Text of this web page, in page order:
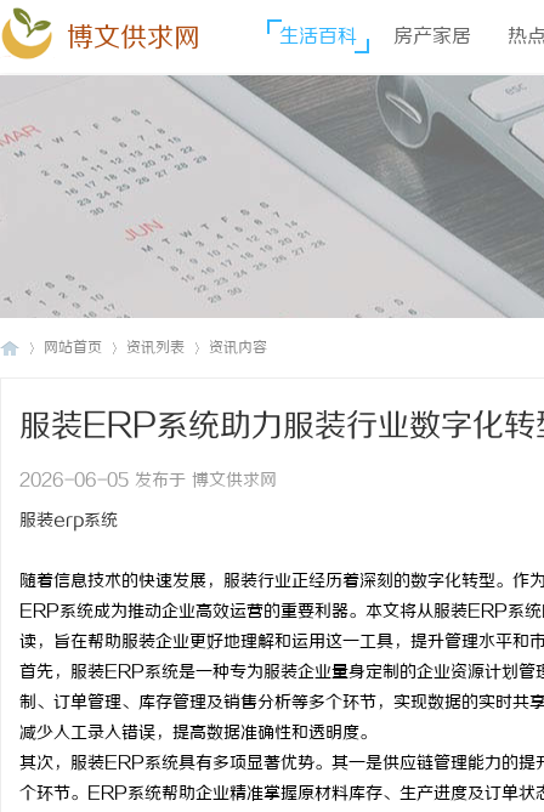
博文供求网 生活百科 房产家居 热
网站首页 资讯列表 资讯内容
服装ERP系统助力服装行业数字化
2026-06-05 发布于 博文供求网
服装erp系统
随着信息技术的快速发展，服装行业正经历着深刻的数字化转型。
ERP系统成为推动企业高效运营的重要利器。本文将从服装ERP系
读，旨在帮助服装企业更好地理解和运用这一工具，提升管理水平和
首先，服装ERP系统是一种专为服装企业量身定制的企业资源计划
制、订单管理、库存管理及销售分析等多个环节，实现数据的实时
减少人工录入错误，提高数据准确性和透明度。
其次，服装ERP系统具有多项显著优势。其一是供应链管理能力的
个环节。ERP系统帮助企业精准掌握原材料库存、生产进度及订单